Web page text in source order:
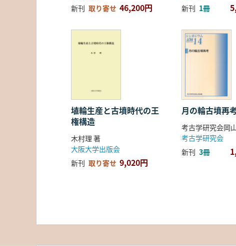
新刊 取り寄せ 46,200円
新刊 1冊
埴輪生産と古墳時代の王
権構造
木村理 著
大阪大学出版会
新刊 取り寄せ 9,020円
月の輪古墳再
考古学研究会岡
考古学研究会
新刊 3冊